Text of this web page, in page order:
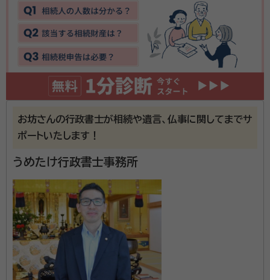
いを続けています。相続、成年後見、経営サポートを主業
務としております。「親なきあと相談室」として障がいの
ある子の親への活動も行っており、民事信託についても
お客様に満足いただける提案を心がけております。その
ようなお困りごとがあればお声がけください。 【営業時
間】9:00-24:00 【対応エリア】西淀川区、淀川区を中心
に大阪、京都、兵庫全域 【保有資格】行政書士、認定経営
革新等支援機関
行政書士、認定経営革新等支援機関
お坊さんの行政書士が相続や遺言、仏事に関してまでサ
ポートいたします！
うめたけ行政書士事務所